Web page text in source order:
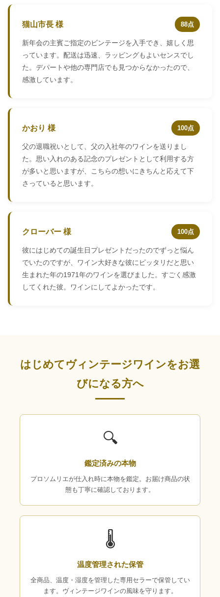
猫山市長 様 88点
新年会の主賓ご指定のビンテージを入手でき、嬉しく思
っています。配送は迅速、ラッピングもよいセンスでし
た。デパートや他の専門店でも見つからなかったので、
感激しています。
かおり 様 100点
父の退職祝いとして、父の入社年のワインを送りまし
た。思い入れのある記念のプレゼントとして利用する方
が多いと思いますが、こちらの想いにきちんと応えて下
さっていると思います。
クローバー 様 100点
彼にはじめての誕生日プレゼントだったのでずっと悩ん
でいたのですが、ワイン大好きな彼にピッタリだと思い
生まれた年の1971年のワインを選びました。すごく感激
してくれた彼。ワインにしてよかったです。
はじめてヴィンテージワインをお選
びになる方へ
🔍
鑑定済みの本物
プロソムリエが仕入れ時に本物を鑑定。お届け商品の状
態も丁寧に確認しております。
🌡
温度管理された保管
全商品、温度・湿度を管理した専用セラーで保管してい
ます。ヴィンテージワインの風味を守ります。